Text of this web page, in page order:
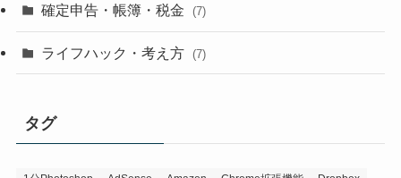
確定申告・帳簿・税金 (7)
ライフハック・考え方 (7)
タグ